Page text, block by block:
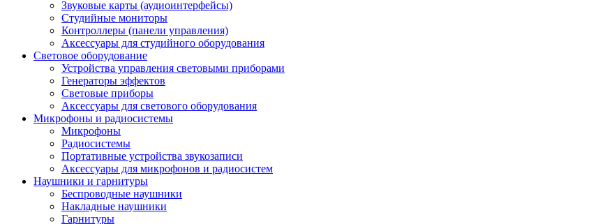
Звуковые карты (аудиоинтерфейсы)
Студийные мониторы
Контроллеры (панели управления)
Аксессуары для студийного оборудования
Световое оборудование
Устройства управления световыми приборами
Генераторы эффектов
Световые приборы
Аксессуары для светового оборудования
Микрофоны и радиосистемы
Микрофоны
Радиосистемы
Портативные устройства звукозаписи
Аксессуары для микрофонов и радиосистем
Наушники и гарнитуры
Беспроводные наушники
Накладные наушники
Гарнитуры